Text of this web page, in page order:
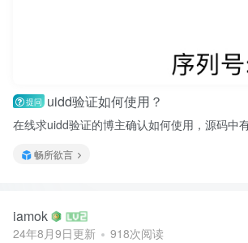
提问 uidd验证如何使用？
在线求uidd验证的博主确认如何使用，源码中
畅所欲言
iamok
24年8月9日更新 918次阅读